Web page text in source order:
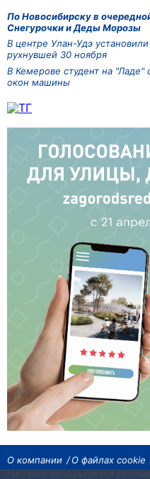
По Новосибирску в
Снегурочки и Деды Морозы
В центре Улан-Удэ
рухнувшей 30 ноября
В Кемерове студент на "Ладе"
окон машины
О компании
О файлах cookie